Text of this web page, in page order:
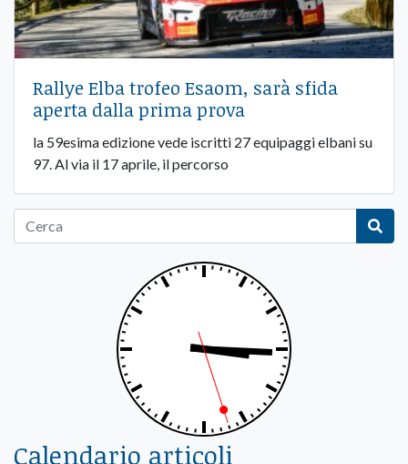
Rallye Elba trofeo Esaom, sarà sfida
aperta dalla prima prova
la 59esima edizione vede iscritti 27 equipaggi elbani su
97. Al via il 17 aprile, il percorso
Calendario articoli